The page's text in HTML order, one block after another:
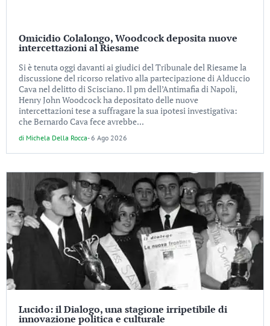
Omicidio Colalongo, Woodcock deposita nuove
intercettazioni al Riesame
Si è tenuta oggi davanti ai giudici del Tribunale del Riesame la
discussione del ricorso relativo alla partecipazione di Alduccio
Cava nel delitto di Scisciano. Il pm dell’Antimafia di Napoli,
Henry John Woodcock ha depositato delle nuove
intercettazioni tese a suffragare la sua ipotesi investigativa:
che Bernardo Cava fece avrebbe...
di Michela Della Rocca-6 Ago 2026
Lucido: il Dialogo, una stagione irripetibile di
innovazione politica e culturale